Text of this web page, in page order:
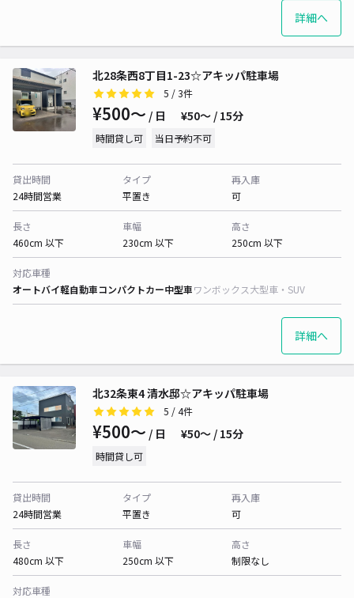
詳細へ
北28条西8丁目1-23☆アキッパ駐車場
5 / 3件
¥500〜 / 日 ¥50〜 / 15分
時間貸し可 当日予約不可
貸出時間
24時間営業
タイプ
平置き
再入庫
可
長さ
460cm 以下
車幅
230cm 以下
高さ
250cm 以下
対応車種
オートバイ軽自動車コンパクトカー中型車ワンボックス大型車・SUV
詳細へ
北32条東4 清水邸☆アキッパ駐車場
5 / 4件
¥500〜 / 日 ¥50〜 / 15分
時間貸し可
貸出時間
24時間営業
タイプ
平置き
再入庫
可
長さ
480cm 以下
車幅
250cm 以下
高さ
制限なし
対応車種